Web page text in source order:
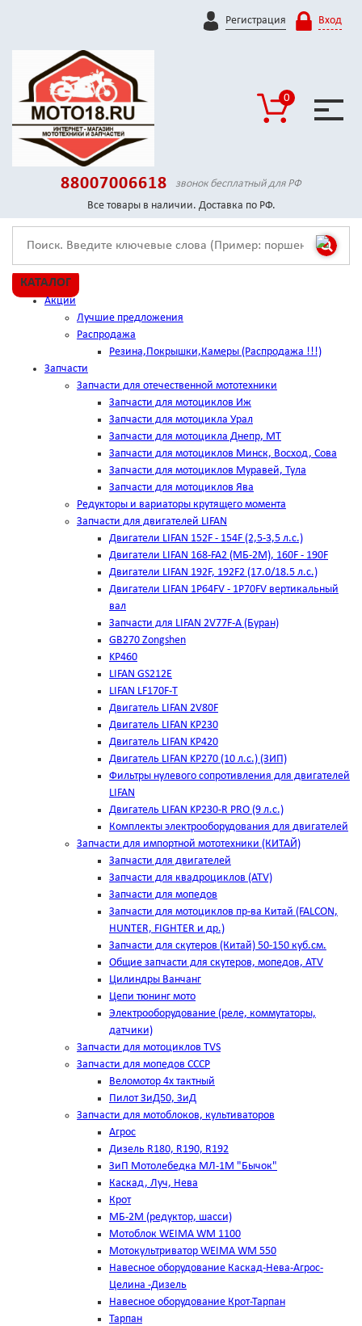
Регистрация Вход
0
88007006618
звонок бесплатный для РФ
Все товары в наличии. Доставка по РФ.
КАТАЛОГ
Акции
Лучшие предложения
Распродажа
Резина,Покрышки,Камеры (Распродажа !!!)
Запчасти
Запчасти для отечественной мототехники
Запчасти для мотоциклов Иж
Запчасти для мотоцикла Урал
Запчасти для мотоцикла Днепр, МТ
Запчасти для мотоциклов Минск, Восход, Сова
Запчасти для мотоциклов Муравей, Тула
Запчасти для мотоциклов Ява
Редукторы и вариаторы крутящего момента
Запчасти для двигателей LIFAN
Двигатели LIFAN 152F - 154F (2,5-3,5 л.с.)
Двигатели LIFAN 168-FA2 (МБ-2М), 160F - 190F
Двигатели LIFAN 192F, 192F2 (17.0/18.5 л.с.)
Двигатели LIFAN 1Р64FV - 1Р70FV вертикальный
вал
Запчасти для LIFAN 2V77F-A (Буран)
GB270 Zongshen
KP460
LIFAN GS212E
LIFAN LF170F-T
Двигатель LIFAN 2V80F
Двигатель LIFAN KP230
Двигатель LIFAN KP420
Двигатель LIFAN KP270 (10 л.с.) (ЗИП)
Фильтры нулевого сопротивления для двигателей
LIFAN
Двигатель LIFAN KP230-R PRO (9 л.с.)
Комплекты электрооборудования для двигателей
Запчасти для импортной мототехники (КИТАЙ)
Запчасти для двигателей
Запчасти для квадроциклов (ATV)
Запчасти для мопедов
Запчасти для мотоциклов пр-ва Китай (FALCON,
HUNTER, FIGHTER и др.)
Запчасти для скутеров (Китай) 50-150 куб.см.
Общие запчасти для скутеров, мопедов, ATV
Цилиндры Ванчанг
Цепи тюнинг мото
Электрооборудование (реле, коммутаторы,
датчики)
Запчасти для мотоциклов TVS
Запчасти для мопедов СССР
Веломотор 4х тактный
Пилот ЗиД50, ЗиД
Запчасти для мотоблоков, культиваторов
Агрос
Дизель R180, R190, R192
ЗиП Мотолебедка МЛ-1М "Бычок"
Каскад, Луч, Нева
Крот
МБ-2М (редуктор, шасси)
Мотоблок WEIMA WM 1100
Мотокультриватор WEIMA WM 550
Навесное оборудование Каскад-Нева-Агрос-
Целина -Дизель
Навесное оборудование Крот-Тарпан
Тарпан